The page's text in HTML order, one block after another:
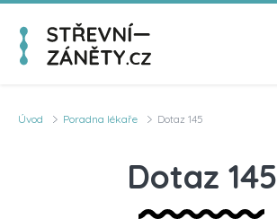
Úvod Poradna lékaře Dotaz 145
Dotaz 145